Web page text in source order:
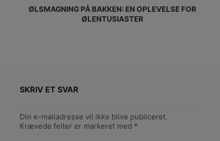
ØLSMAGNING PÅ BAKKEN: EN OPLEVELSE FOR
ØLENTUSIASTER
SKRIV ET SVAR
Din e-mailadresse vil ikke blive publiceret.
Krævede felter er markeret med *